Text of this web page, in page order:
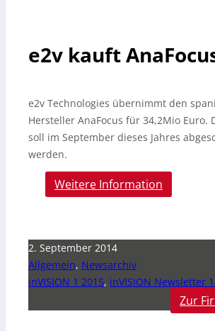
e2v kauft
e2v Technologies übernimmt den
Hersteller AnaFocus für 34,2Mio Euro.
soll im September dieses Jahres
werden.
Weitere Information
2. September 2014
Allgemein, Newsarchiv
inVISION 1 2015, inVISION Newsletter
Zur